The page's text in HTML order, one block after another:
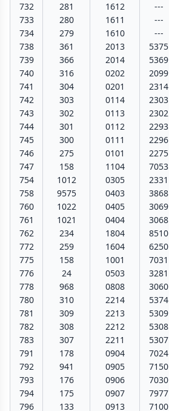
732
733
734
738
739
740
741
742
743
744
745
746
747
754
758
760
761
762
772
775
776
778
780
781
782
783
791
792
793
794
796
281
280
279
361
366
316
304
303
302
301
300
275
158
1012
9575
1022
1021
234
259
158
24
968
310
309
308
307
178
941
176
175
133
1612
1611
1610
2013
2014
0202
0201
0114
0113
0112
0111
0101
1104
0305
0403
0405
0404
1804
1604
1001
0503
0808
2214
2213
2212
2211
0904
0905
0906
0907
0913
---
---
---
5375
5369
2099
2314
2303
2302
2293
2296
2275
7053
2331
3868
3069
3068
8510
6250
7031
3281
3060
5374
5309
5308
5307
7024
7150
7030
7977
7100